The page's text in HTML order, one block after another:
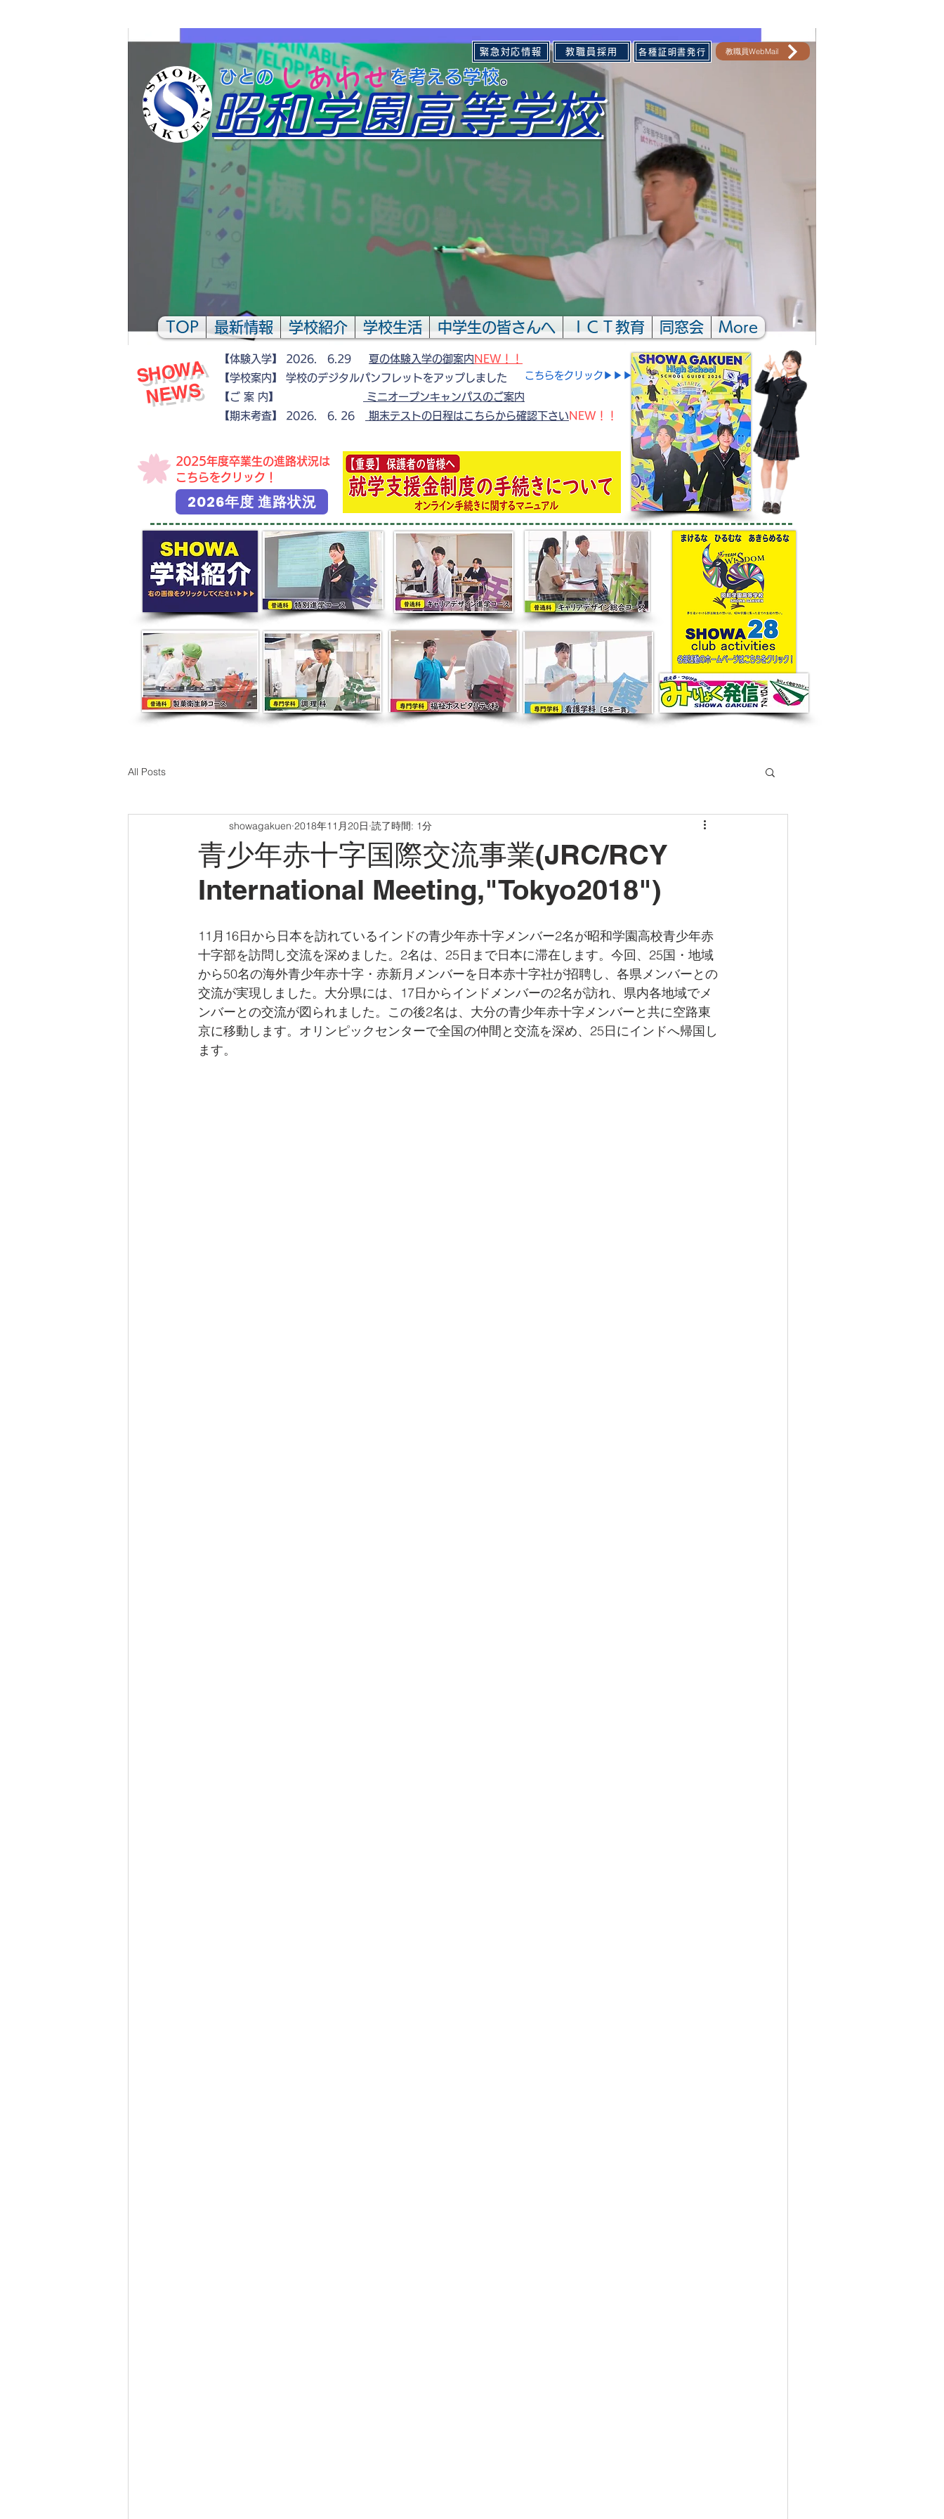
緊急対応情報 教職員採用 各種証明書発行
​しあわせ
​ひとの を考える学校。​
昭和学園高等学校
教職員WebMail
TOP 最新情報 学校紹介 学校生活 中学生の皆さんへ ＩＣＴ教育 同窓会 More
​こちらをクリック▶▶▶
​
S
H
O
W
A
N
E
W
S
【体験入学】 2026. 6.29 夏の体験入学の御案内 NEW！！
【学校案内】 学校のデジタルパンフレットをアップしました
【ご 案 内】
ミニオープンキャンパスのご案内
​【期末考査】 2026. 6. 26 期末テストの日程はこちらから確認下さい NEW！！
​2025年度卒業生の進路状況は
こちらをクリック！
2026年度 進路状況
All Posts
青少年赤十字国際交流事業(JRC/RCY
International Meeting,"Tokyo2018")
showagakuen 2018年11月20日 読了時間: 1分
11月16日から日本を訪れているインドの青少年赤十字メンバー2名が昭和学園高校青少年赤
十字部を訪問し交流を深めました。2名は、25日まで日本に滞在します。今回、25国・地域
から50名の海外青少年赤十字・赤新月メンバーを日本赤十字社が招聘し、各県メンバーとの
交流が実現しました。大分県には、17日からインドメンバーの2名が訪れ、県内各地域でメ
ンバーとの交流が図られました。この後2名は、大分の青少年赤十字メンバーと共に空路東
京に移動します。オリンピックセンターで全国の仲間と交流を深め、25日にインドへ帰国し
ます。